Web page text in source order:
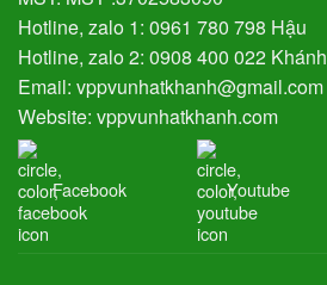
Hotline, zalo 1: 0961 780 798 Hậu
Hotline, zalo 2: 0908 400 022 Khánh
Email: vppvunhatkhanh@gmail.com
Website: vppvunhatkhanh.com
Facebook Youtube